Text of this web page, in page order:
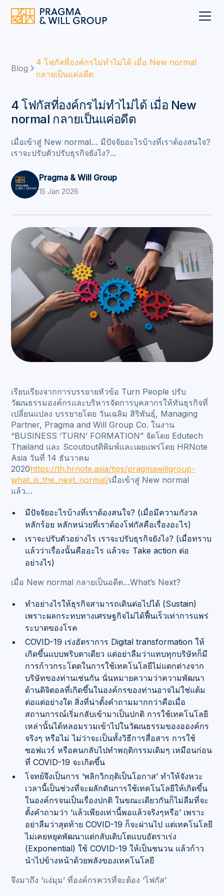
Blog
4 โฟกัสที่องค์กรไม่ทำไม่ได้ เมื่อ New normal
กลายเป็นแค่อดีต
4 โฟกัสที่องค์กรไม่ทำไม่ได้ เมื่อ New
normal กลายเป็นแค่อดีต
เมื่อเข้าสู่ New normal… มีปัจจัยอะไรบ้างที่เราต้องสนใจ?
เราจะปรับตัวปรับธุรกิจยังไง?...
Pragma & Will Group
15 Jan 2026
เรียบเรียงจากการบรรยายหัวข้อ Turn People ปรับ
วัฒนธรรมองค์กรและบริหารจัดการบุคลากรให้ทันธุรกิจที่
เปลี่ยนแปลง บรรยายโดย วันเฉลิม สิริพันธุ์, Managing
Partner, Pragma and Will Group Co. ในงาน
“BUSINESS ‘TURN’ FORMATION” จัดโดย Edutech
Thailand และ Scoutoutตีพิมพ์และเผยแพร่โดย HRNote
Asia วันที่ 14 ธันวาคม
2020https://th.hrnote.asia/tips/pragmawillgroup-
what_is_the_next_normal/เมื่อเข้าสู่ New normal
แล้ว…
มีปัจจัยอะไรบ้างที่เราต้องสนใจ? (เมื่อมีความกังวล
หลักร้อย หลักหน่วยที่เราต้องโฟกัสคือเรื่องอะไร)
เราจะปรับตัวอย่างไร เราจะปรับธุรกิจยังไง? (เมื่อทราบ
แล้วว่าเรื่องนั้นคืออะไร แล้วจะ Take action ต่อ
อย่างไร)
เมื่อ New normal กลายเป็นอดีต…What’s Next?
ทำอย่างไรให้ธุรกิจสามารถเดินต่อไปได้ (Sustain)
เพราะผลกระทบทางเศรษฐกิจไม่ได้ฟื้นเร็วเท่าการแพร่
ระบาดของโรค
COVID-19 เร่งอัตราการ Digital transformation ให้
เกิดขึ้นแบบพริบตาเดียว แต่อย่าลืมว่าแทบทุกบริษัทก็มี
การก้าวกระโดดในการใช้เทคโนโลยีไม่แตกต่างจาก
บริษัทของท่านเช่นกัน นั่นหมายความว่าความพัฒนา
ด้านดิจิตอลที่เกิดขึ้นในองค์กรของท่านอาจไม่ใช่แต้ม
ต่อแต่อย่างใด สิ่งที่น่าตั้งคำถามมากกว่าคือเมื่อ
สถานการณ์เริ่มกลับเข้ามาเป็นปกติ การใช้เทคโนโลยี
เหล่านั้นได้หลอมรวมเข้าไปในวัฒนธรรมของอองค์กร
จริงๆ หรือไม่ ไม่ว่าจะเป็นทั้งวิธีการสื่อสาร การใช้
ซอฟแวร์ หรือคนกลับไปทำพฤติกรรมเดิมๆ เหมือนก่อน
ที่ COVID-19 จะเกิดขึ้น
โจทย์จึงเป็นการ ‘พลิกวิกฤติเป็นโอกาส’ ทำให้จังหวะ
เวลานี้เป็นช่วงที่จะผลักดันการใช้เทคโนโลยีให้เกิดขึ้น
ในองค์กรจนเป็นเรื่องปกติ ในขณะเดียวกันก็ไม่ลืมที่จะ
ตั้งคำถามว่า ‘แล้วเพียงเท่านี้พอแล้วจริงๆหรือ’ เพราะ
อย่าลืมว่าสุดท้าย COVID-19 ก็จะผ่านไป แต่เทคโนโลยี
ไม่เคยหยุดพัฒนาแต่กลับเติบโตแบบอัตราเร่ง
(Exponential) ใช้ COVID-19 ให้เป็นชนวน แล้วก้าว
นำไปข้างหน้าด้วยพลังของเทคโนโลยี
จึงมาถึง ‘แง่มุม’ ที่องค์กรควรที่จะต้อง ‘โฟกัส’